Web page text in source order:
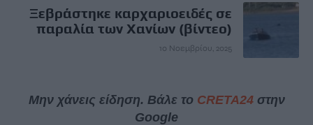
Ξεβράστηκε καρχαριοειδές σε
παραλία των Χανίων (βίντεο)
10 Νοεμβρίου, 2025
Μην χάνεις είδηση. Βάλε το CRETA24στην
Google